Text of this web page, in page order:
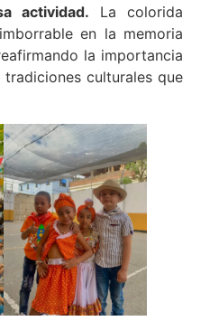
actividad. La colorida
en la memoria
la importancia
culturales que